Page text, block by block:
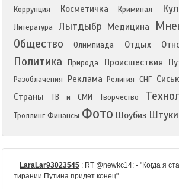
Коррупция Косметичка Криминал
Литература Лытдыбр Медицина
Общество Олимпиада Отдых
Политика Природа Происшествия
Разоблачения
Реклама Религия СНГ
Страны
ТВ и СМИ Творчество
Троллинг Финансы Фото Шоубиз Штуки
LaraLar93023545 : RT @newkc14: - "Когда я
тирании Путина придет конец"